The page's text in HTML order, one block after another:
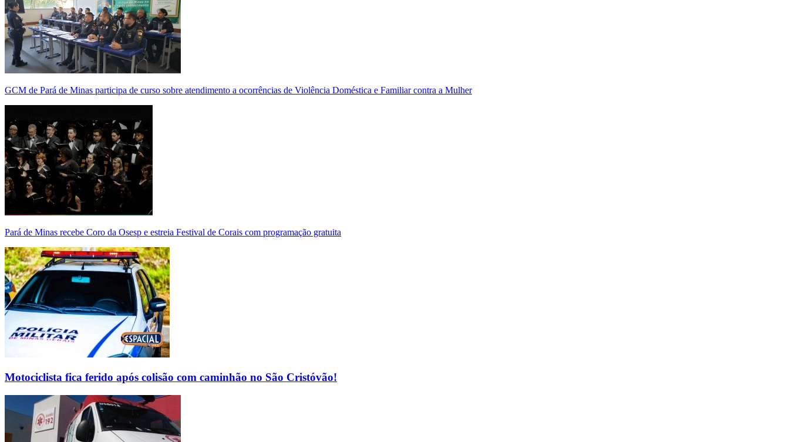
GCM de Pará de Minas participa de curso sobre atendimento a ocorrências de Violência Doméstica e Familiar contra a Mulher
Pará de Minas recebe Coro da Osesp e estreia Festival de Corais com programação gratuita
Motociclista fica ferido após colisão com caminhão no São Cristóvão!